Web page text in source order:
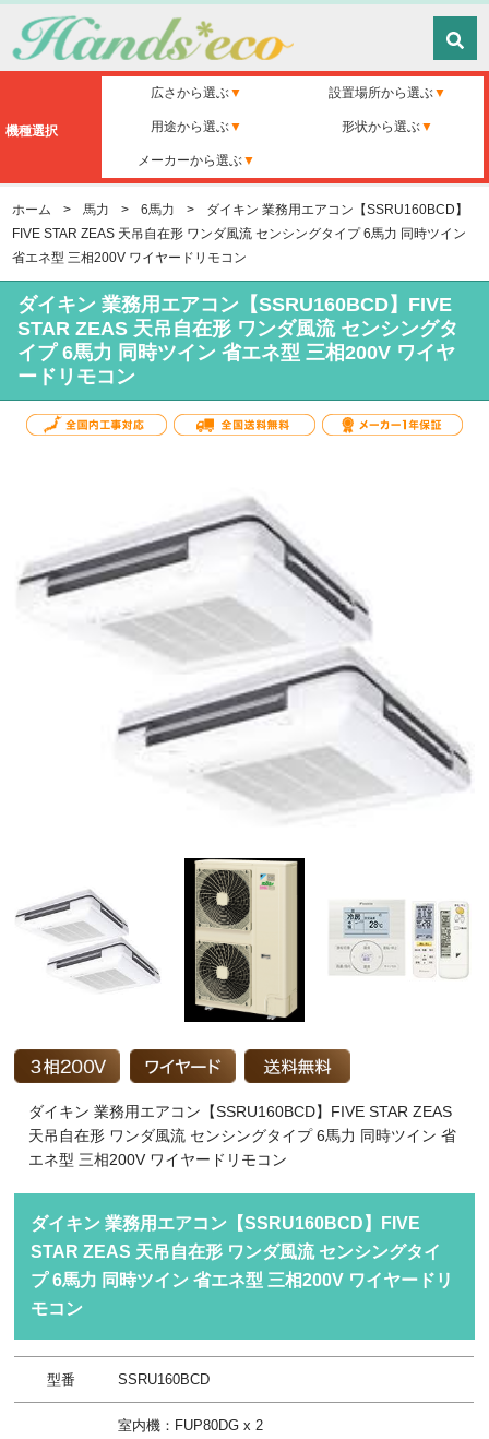
機種選択
広さから選ぶ 設置場所から選ぶ
用途から選ぶ 形状から選ぶ
メーカーから選ぶ
ホーム > 馬力 > 6馬力 >
ダイキン 業務用エアコン【SSRU160BCD】
FIVE STAR ZEAS 天吊自在形 ワンダ風流 センシングタイプ 6馬力 同時ツイン
省エネ型 三相200V ワイヤードリモコン
ダイキン 業務用エアコン【SSRU160BCD】FIVE
STAR ZEAS 天吊自在形 ワンダ風流 センシングタ
イプ 6馬力 同時ツイン 省エネ型 三相200V ワイヤ
ードリモコン
ダイキン 業務用エアコン【SSRU160BCD】FIVE STAR ZEAS
天吊自在形 ワンダ風流 センシングタイプ 6馬力 同時ツイン 省
エネ型 三相200V ワイヤードリモコン
ダイキン 業務用エアコン【SSRU160BCD】FIVE
STAR ZEAS 天吊自在形 ワンダ風流 センシングタイ
プ 6馬力 同時ツイン 省エネ型 三相200V ワイヤードリ
モコン
型番 SSRU160BCD
室内機：FUP80DG x 2